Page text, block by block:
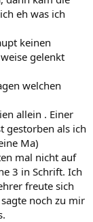
eh was ich
keinen
gelenkt
welchen
allein . Einer
gestorben als ich
Ma)
mal nicht auf
3 in Schrift. Ich
freute sich
noch zu mir